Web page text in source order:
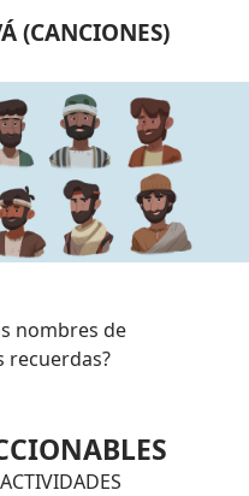
(CANCIONES)
nombres de
recuerdas?